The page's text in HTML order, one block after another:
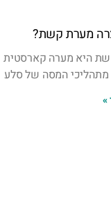
מערת קשת?
היא מערה קארסטית
מתהליכי המסה של סלע
»